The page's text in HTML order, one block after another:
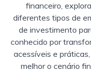
financeiro,
diferentes tipos de
de investimento
conhecido por
acessíveis e
melhor o cenário